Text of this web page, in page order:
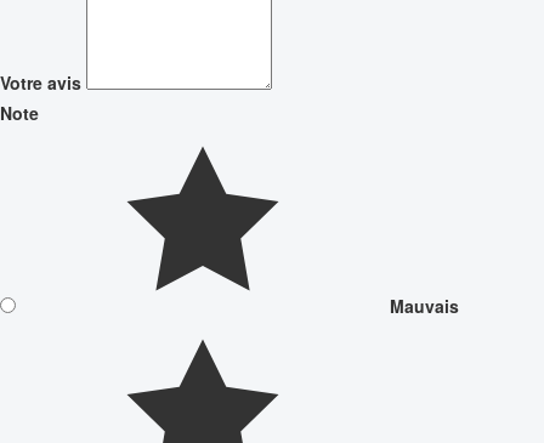
Votre avis
Note
Mauvais